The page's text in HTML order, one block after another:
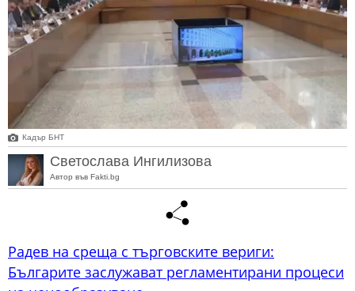
Кадър БНТ
Светослава Ингилизова
Автор във Fakti.bg
Радев на среща с търговските вериги:
Българите заслужават регламентирани процеси